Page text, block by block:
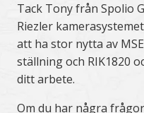
Tack Tony från Spolio
Riezler
att ha stor nytta av
ställning och RIK1820
ditt arbete.
Om du har några